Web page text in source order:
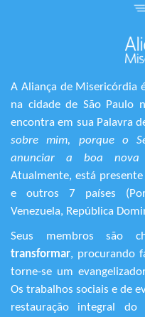
A Aliança de Misericórdia
na cidade de São Paulo
encontra em sua Palavra
sobre mim, porque o
anunciar a boa nova
Atualmente, está
e outros 7 países
Venezuela, República
Seus membros são
transformar, procurando
torne-se um
Os trabalhos sociais e de
restauração integral